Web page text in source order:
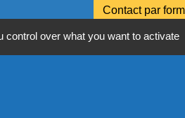
Contact par
over what you want to activate